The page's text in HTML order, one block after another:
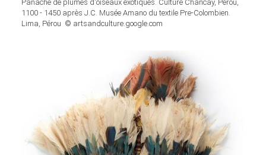
Panache de plumes d'oiseaux exotiques. Culture Chancay, Pérou,
1100 - 1450 après J.C. Musée Amano du textile Pre-Colombien.
Lima, Pérou © artsandculture.google.com